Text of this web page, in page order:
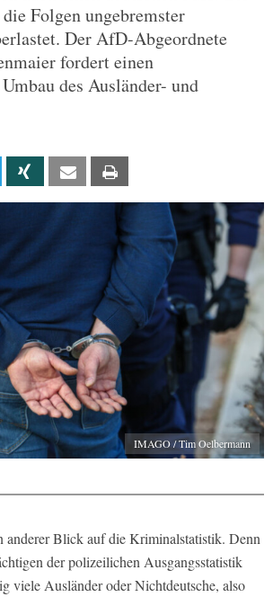
Folgen ungebremster
Der AfD-Abgeordnete
fordert einen
des Ausländer- und
Linkedin Xing Email
IMAGO / Tim Oelbermann
anderer Blick auf die Kriminalstatistik. Denn
der polizeilichen Ausgangsstatistik
viele Ausländer oder Nichtdeutsche, also